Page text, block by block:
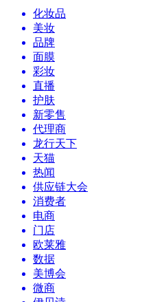
化妆品
美妆
品牌
面膜
彩妆
直播
护肤
新零售
代理商
龙行天下
天猫
热闻
供应链大会
消费者
电商
门店
欧莱雅
数据
美博会
微商